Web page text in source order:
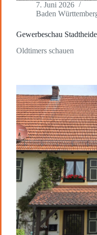
7. Juni 2026
Baden
Gewerbeschau Stadtheide
Oldtimers schauen